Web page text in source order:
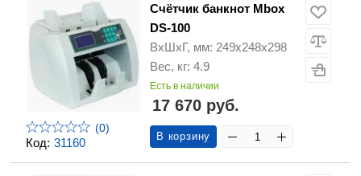
Код: 31160
(0)
Счётчик банкнот Mbox
DS-100
ВхШхГ, мм: 249х248х298
Вес, кг: 4.9
Есть в наличии
17 670 руб.
В корзину